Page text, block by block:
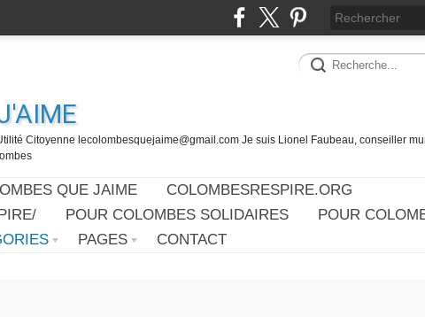
Citoyenne lecolombesquejaime@gmail.com Je suis Lionel Faubeau, conseiller
QUE JAIME
COLOMBESRESPIRE.ORG
POUR COLOMBES SOLIDAIRES
POUR
PAGES CONTACT